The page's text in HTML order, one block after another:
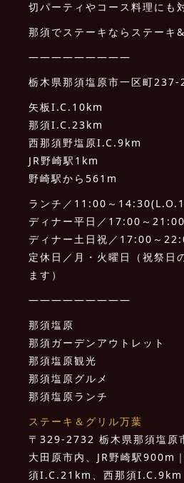
切パーティやコース料理にも
那須でステーキならステーキ
—————————
栃木県那須塩原市一区町237-
矢板I.C.10km
那須I.C.23km
西那須野塩原I.C.9km
JR野崎駅1km
野崎駅から561m
ランチ／11:00～
ディナー平日／17:00～
ディナー土日祝／17:00～
定休日／月・火曜日（祝祭日
ます）
—————————
那須塩原
那須ガーデンアウトレット
那須塩原観光
那須塩原グルメ
那須塩原ランチ
ステーキ＆グリル万葉
〒329-2732 栃木県那須塩原
大田原市内、JR野崎駅900m
須I.C.21km、西那須I.C.9km